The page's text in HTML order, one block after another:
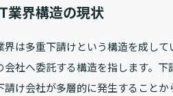
業界構造の現状
界は多重下請けという構造を成し
会社へ委託する構造を指します。
請け会社が多層的に発生することか